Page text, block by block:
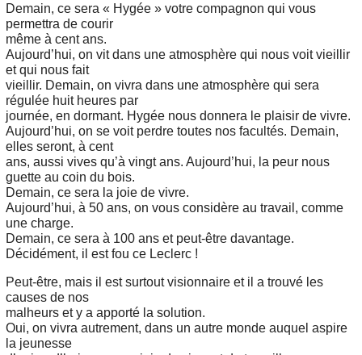
Demain, ce sera « Hygée » votre compagnon qui vous
permettra de courir
même à cent ans.
Aujourd’hui, on vit dans une atmosphère qui nous voit vieillir
et qui nous fait
vieillir. Demain, on vivra dans une atmosphère qui sera
régulée huit heures par
journée, en dormant. Hygée nous donnera le plaisir de vivre.
Aujourd’hui, on se voit perdre toutes nos facultés. Demain,
elles seront, à cent
ans, aussi vives qu’à vingt ans. Aujourd’hui, la peur nous
guette au coin du bois.
Demain, ce sera la joie de vivre.
Aujourd’hui, à 50 ans, on vous considère au travail, comme
une charge.
Demain, ce sera à 100 ans et peut-être davantage.
Décidément, il est fou ce Leclerc !
Peut-être, mais il est surtout visionnaire et il a trouvé les
causes de nos
malheurs et y a apporté la solution.
Oui, on vivra autrement, dans un autre monde auquel aspire
la jeunesse